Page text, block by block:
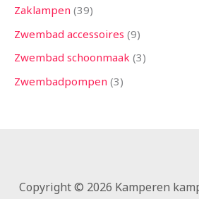
Zaklampen 39
Zwembad accessoires 9
Zwembad schoonmaak 3
Zwembadpompen 3
Copyright © 2026 Kamperen